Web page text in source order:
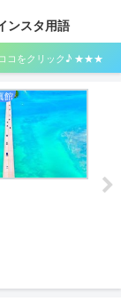
ンスタ用語
コをクリック♪ ★★★
館